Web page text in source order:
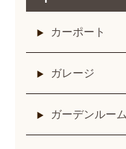
カーポート
ガレージ
ガーデンルー